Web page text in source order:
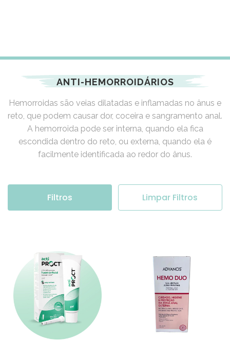
ANTI-HEMORROIDÁRIOS
Hemorroidas são veias dilatadas e inflamadas no ânus e
reto, que podem causar dor, coceira e sangramento anal.
A hemorroida pode ser interna, quando ela fica
escondida dentro do reto, ou externa, quando ela é
facilmente identificada ao redor do ânus.
Filtros Limpar Filtros